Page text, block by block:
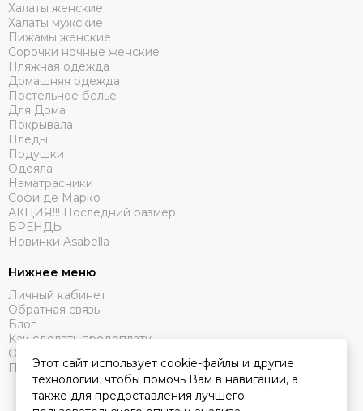
Халаты женские
Халаты мужские
Пижамы женские
Сорочки ночные женские
Пляжная одежда
Домашняя одежда
Постельное белье
Для Дома
Покрывала
Пледы
Подушки
Одеяла
Наматрасники
Софи де Марко
АКЦИЯ!!! Последний размер
БРЕНДЫ
Новинки Asabella
Нижнее меню
Личный кабинет
Обратная связь
Блог
Как сделать предоплату
Оферта
Политика конфиденциальности
Этот сайт использует cookie-файлы и другие
технологии, чтобы помочь Вам в навигации, а
также для предоставления лучшего